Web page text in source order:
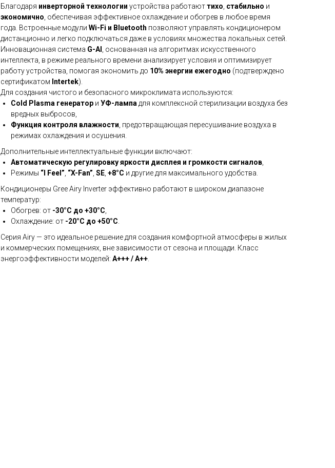
Благодаря инверторной технологии устройства работаюттихо стабильно и
экономично , обеспечивая эффективное охлаждение и обогрев в любое время
года. Встроенные модули Wi-Fi и Bluetooth позволяют управлять кондиционером
дистанционно и легко подключаться даже в условиях множества локальных сетей.
Инновационная система G-AI
, основанная на алгоритмах искусственного
интеллекта, в режиме реального времени анализирует условия и оптимизирует
работу устройства, помогая экономить до 10% энергии ежегодно (подтверждено
сертификатом Intertek).
Для создания чистого и безопасного микроклимата используются:
Cold Plasma генератор и УФ-лампа для комплексной стерилизации воздуха без
вредных выбросов,
Функция контроля влажности , предотвращающая пересушивание воздуха в
режимах охлаждения и осушения.
Дополнительные интеллектуальные функции включают:
Автоматическую регулировку яркости дисплея и громкости сигналов
Режимы “I Feel” “X-Fan” SE +8°C и другие для максимального удобства.
Кондиционеры Gree Airy Inverter эффективно работают в широком диапазоне
температур:
Обогрев: от -30°C до +30°C
Охлаждение: от -20°C до +50°C
Серия Airy — это идеальное решение для создания комфортной атмосферы в жилых
и коммерческих помещениях, вне зависимости от сезона и площади. Класс
энергоэффективности моделей: A+++ / A++